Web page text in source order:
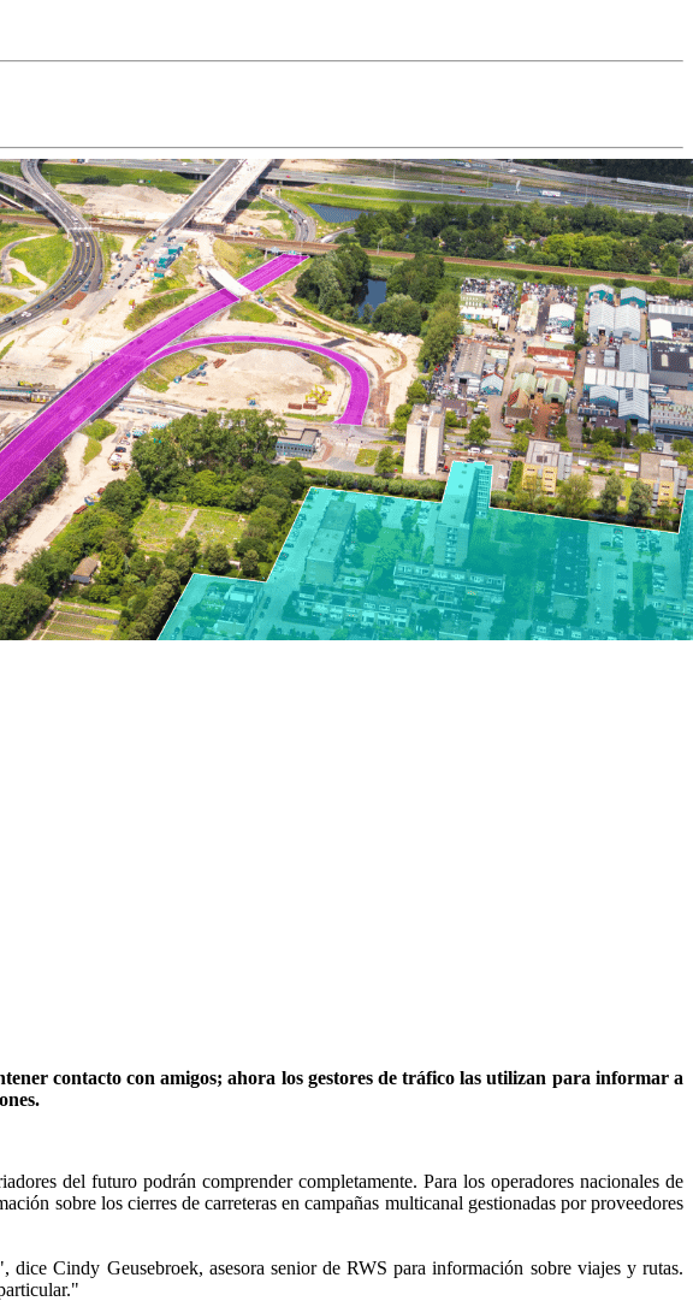
contacto con amigos; ahora los gestores de tráfico las utilizan para informar a
del futuro podrán comprender completamente. Para los operadores nacionales de
sobre los cierres de carreteras en campañas multicanal gestionadas por proveedores
Cindy Geusebroek, asesora senior de RWS para información sobre viajes y rutas.